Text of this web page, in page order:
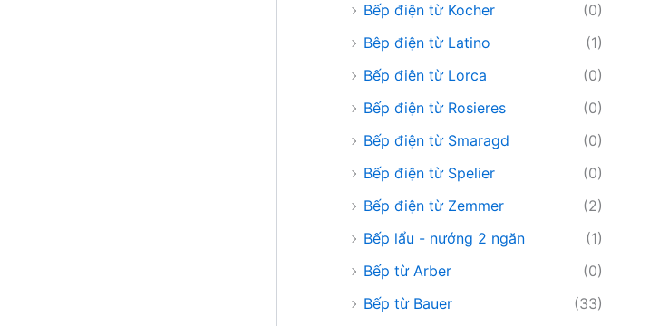
Bếp điện từ Kocher
(0)
Bêp điện từ Latino
(1)
Bếp điên từ Lorca
(0)
Bếp điện từ Rosieres
(0)
Bếp điện từ Smaragd
(0)
Bếp điện từ Spelier
(0)
Bếp điện từ Zemmer
(2)
Bếp lẩu - nướng 2 ngăn
(1)
Bếp từ Arber
(0)
Bếp từ Bauer
(33)